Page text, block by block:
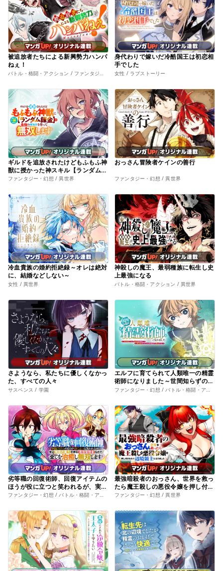
被追放者たちによる新興勢力ハンパ
ねぇ！
身代わりで嫁いだ冷酷国王は初恋相
手でした
女性 / ラブストーリー
ギルドを追放されたけどもふもふ神
獣に授かった神スキル【ランダム錬
金】で最強のギルドを作って無双し
ファンタジー・幻想 / 異世界
おっさん冒険者ケインの善行
ファンタジー・幻想 / 異世界
冷血貴族の婚約拒絶録～オレは絶対
に、結婚などしない～
女性 / 異世界
神殺しの魔王、最弱種族に転生し史
上最強になる
バトル・格闘・アクション / 異世界
さようなら、私たちに優しくなかっ
た、すべての人々
サスペンス / 学園
エルフに育てられて人類唯一の精霊
術師になりました～世間知らずの最
強冒険者、無自覚なまま人間社会で
劣等職の回復術師、回復アイテムの
ほうが役に立つと笑われるが、実は
無限の魔力を誇る最強冒険者なので
ファンタジー・幻想 / バトル・格闘・アクション
最強暗殺者のおっさん、世界を救っ
たら魔王殺しの悪役令嬢を押し付け
られて辺境領主になりました
ファンタジー・幻想 / 異世界